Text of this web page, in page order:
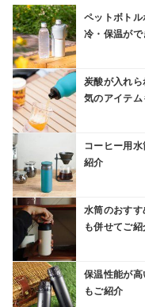
ペットボト
冷・保温がで
炭酸が入れ
気のアイテム
コーヒー用
紹介
水筒のおす
も併せてご紹
保温性能が
もご紹介